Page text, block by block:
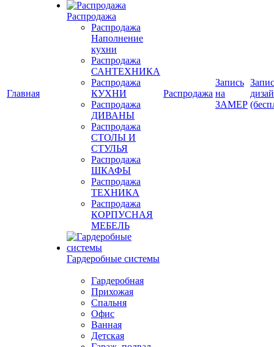
Главная
Распродажа
Распродажа
Наполнение
кухни
Распродажа
САНТЕХНИКА
Распродажа
КУХНИ
Распродажа
ДИВАНЫ
Распродажа
СТОЛЫ И
СТУЛЬЯ
Распродажа
ШКАФЫ
Распродажа
ТЕХНИКА
Распродажа
КОРПУСНАЯ
МЕБЕЛЬ
Гардеробные системы
Гардеробная
Прихожая
Спальня
Офис
Ванная
Детская
Распродажа
Запись
на
ЗАМЕР